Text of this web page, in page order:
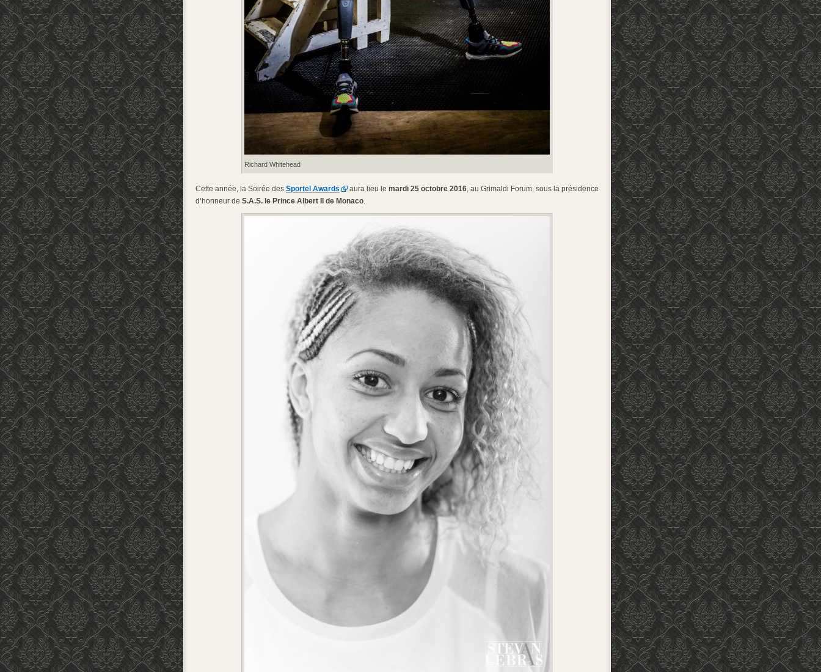
Richard Whitehead
Cette année, la Soirée des Sportel Awards aura lieu le mardi 25 octobre 2016, au Grimaldi Forum, sous la présidence
d’honneur de S.A.S. le Prince Albert II de Monaco.